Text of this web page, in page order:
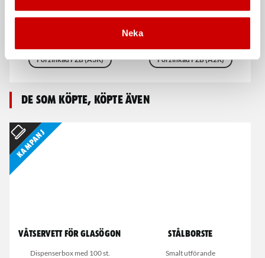
Neka
Isolerskruv av förzinkat härdat stål,
Förzinkad FZB (A3K)
Mutter för skarvning av
Förzinkad FZB (A2K)
De som köpte, köpte även
Kampanj
Våtservett för glasögon
Dispenserbox med 100 st.
Stålborste
Smalt utförande